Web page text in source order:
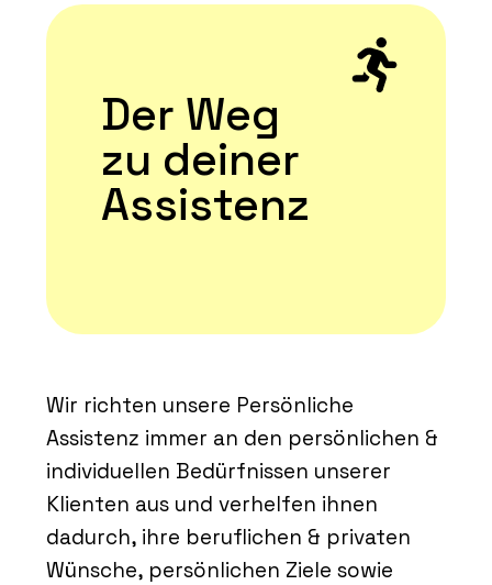
Der Weg
zu deiner
Assistenz
Wir richten unsere Persönliche
Assistenz immer an den persönlichen &
individuellen Bedürfnissen unserer
Klienten aus und verhelfen ihnen
dadurch, ihre beruflichen & privaten
Wünsche, persönlichen Ziele sowie